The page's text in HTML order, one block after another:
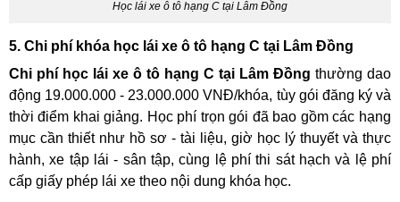
Học lái xe ô tô hạng C tại Lâm Đồng
5. Chi phí khóa học lái xe ô tô hạng C tại Lâm Đồng
Chi phí học lái xe ô tô hạng C tại Lâm Đồng thường dao
động 19.000.000 - 23.000.000 VNĐ/khóa, tùy gói đăng ký và
thời điểm khai giảng. Học phí trọn gói đã bao gồm các hạng
mục cần thiết như hồ sơ - tài liệu, giờ học lý thuyết và thực
hành, xe tập lái - sân tập, cùng lệ phí thi sát hạch và lệ phí
cấp giấy phép lái xe theo nội dung khóa học.